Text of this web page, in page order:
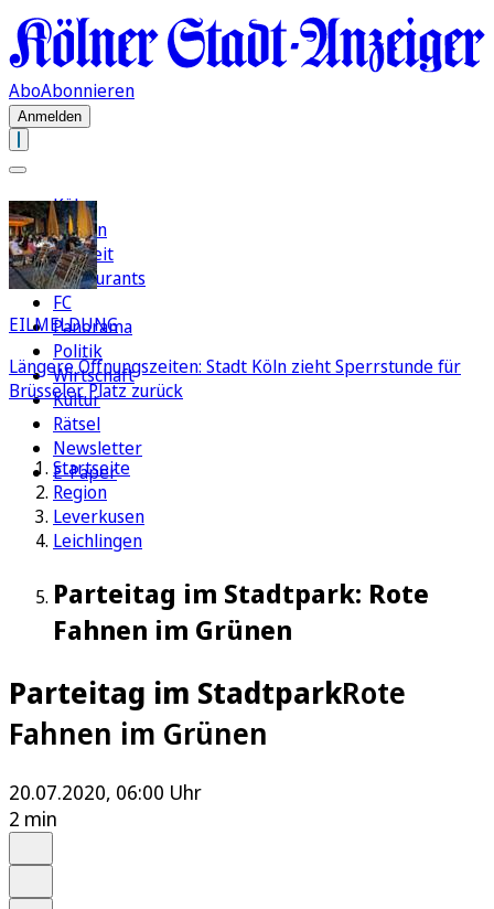
AboAbonnieren
Anmelden
Köln
Region
Freizeit
Restaurants
FC
Panorama
Politik
Wirtschaft
Kultur
Rätsel
Newsletter
E-Paper
EILMELDUNG
Längere Öffnungszeiten: Stadt Köln zieht Sperrstunde für
Brüsseler Platz zurück
Startseite
Region
Leverkusen
Leichlingen
Parteitag im Stadtpark: Rote
Fahnen im Grünen
Parteitag im StadtparkRote
Fahnen im Grünen
20.07.2020, 06:00 Uhr
2 min